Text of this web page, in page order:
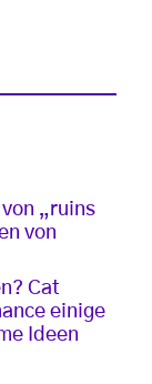
„ruins
von
Cat
einige
Ideen